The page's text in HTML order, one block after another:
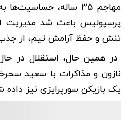
مهاجم 35 ساله،
پرسپولیس باعث شد مدیریت
تنش و حفظ آرامش تیم، از
در همین حال، استقلال در
نازون و مذاکرات با سعید
یک بازیکن سورپرایزی نیز